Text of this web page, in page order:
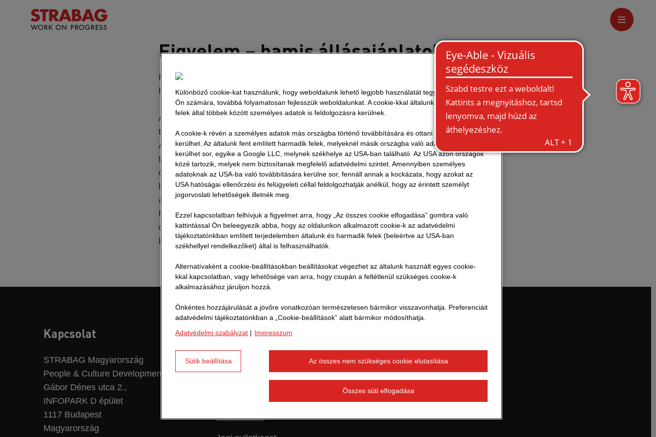
Figyelem – hamis állásajánlatok
Rendszeresen kapunk kérdéseket álláshirdetéseink érvényességéről és
hitelességéről.
A STRABAG Csoporton belüli összes hivatalos állásajánlatot a hivatalos honlapon
tesszük közzé.
Amennyiben más weboldalakon is közzéteszünk álláshirdetéseket, azok mindig
tartalmaznak egy linket a honlapunkon található hivatalos állásajánlatra. Bármely
olyan álláshirdetés, amely nem tartalmaz linket a hivatalos weboldalunkra, csalás
lehet, amelyet a rendőrségnek be kell jelentenie. A STRABAG nem hirdet
álláshelyeket üzenetküldő alkalmazásokon (pl. WhatsApp) keresztül, és nem kéri,
hogy a jelentkezéseket e-mailben küldjék el. Minden pályázatot a STRABAG belső
online pályázati rendszerén keresztül kell benyújtani, amelyhez a fenti linken
keresztül férhet hozzá.
Kapcsolat
STRABAG Magyarország
People & Culture Development
Gábor Dénes utca 2.,
INFOPARK D épület
1117 Budapest
Magyarország
További linkek
Figyelmeztetés a hamis
állásajánlatokra
Impresszum
Különböző cookie-kat használunk, hogy weboldalunk lehető legjobb használatát tegyük lehetővé az
Ön számára, továbbá folyamatosan fejlesszük weboldalunkat. A cookie-kkal általunk és harmadik
felek által többek között személyes adatok is feldolgozásra kerülnek.
A cookie-k révén a személyes adatok más országba történő továbbítására és ottani tárolására is sor
kerülhet. Az általunk fent említett harmadik felek, melyeknél másik országba való adattovábbításra
kerülhet sor, egyike a Google LLC, melynek székhelye az USA-ban található. Az USA azon országok
közé tartozik, melyek nem biztosítanak megfelelő adatvédelmi szintet. Amennyiben személyes
adatoknak az USA-ba való továbbítására kerülne sor, fennáll annak a kockázata, hogy azokat az
USA hatóságai ellenőrzési és felügyeleti céllal feldolgozhatják anélkül, hogy az érintett személyt
jogorvoslati lehetőségek illetnék meg.
Ezzel kapcsolatban felhívjuk a figyelmet arra, hogy „Az összes cookie elfogadása” gombra való
kattintással Ön beleegyezik abba, hogy az oldalunkon alkalmazott cookie-k az adatvédelmi
tájékoztatónkban említett terjedelemben általunk és harmadik felek (beleértve az USA-ban
székhellyel rendelkezőket) által is felhasználhatók.
Alternatívaként a cookie-beállításokban beállításokat végezhet az általunk használt egyes cookie-
kkal kapcsolatban, vagy lehetősége van arra, hogy csupán a feltétlenül szükséges cookie-k
alkalmazásához járuljon hozzá.
Önkéntes hozzájárulását a jövőre vonatkozóan természetesen bármikor visszavonhatja. Preferenciáit
adatvédelmi tájékoztatónkban a „Cookie-beállítások” alatt bármikor módosíthatja.
Adatvédelmi szabályzat | Impresszum
Az összes nem szükséges cookie elutasítása
Összes süti elfogadása
Sütik beállítása